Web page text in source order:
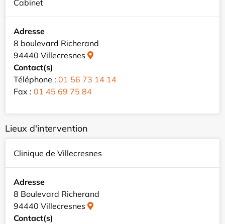
Cabinet
Adresse
8 boulevard Richerand
94440 Villecresnes
Contact(s)
Téléphone : 01 56 73 14 14
Fax : 01 45 69 75 84
Lieux d'intervention
Clinique de Villecresnes
Adresse
8 Boulevard Richerand
94440 Villecresnes
Contact(s)